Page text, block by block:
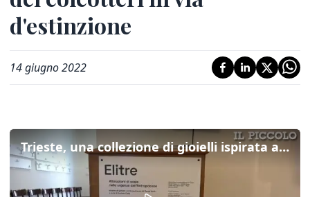
d'estinzione
14 giugno 2022
Trieste, una collezione di gioielli ispirata alle schiene dei coleotteri in via d'estinzione